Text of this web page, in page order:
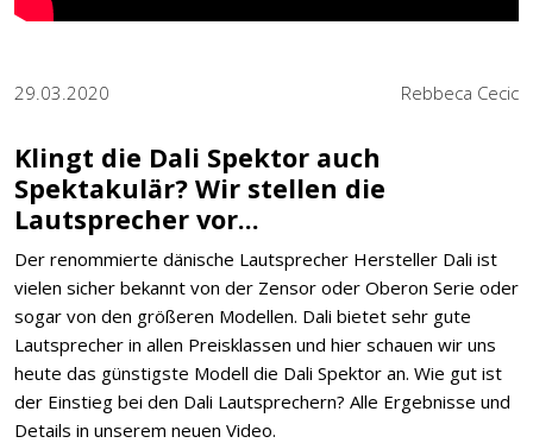
29.03.2020 Rebbeca Cecic
Klingt die Dali Spektor auch
Spektakulär? Wir stellen die
Lautsprecher vor...
Der renommierte dänische Lautsprecher Hersteller Dali ist
vielen sicher bekannt von der Zensor oder Oberon Serie oder
sogar von den größeren Modellen. Dali bietet sehr gute
Lautsprecher in allen Preisklassen und hier schauen wir uns
heute das günstigste Modell die Dali Spektor an. Wie gut ist
der Einstieg bei den Dali Lautsprechern? Alle Ergebnisse und
Details in unserem neuen Video.